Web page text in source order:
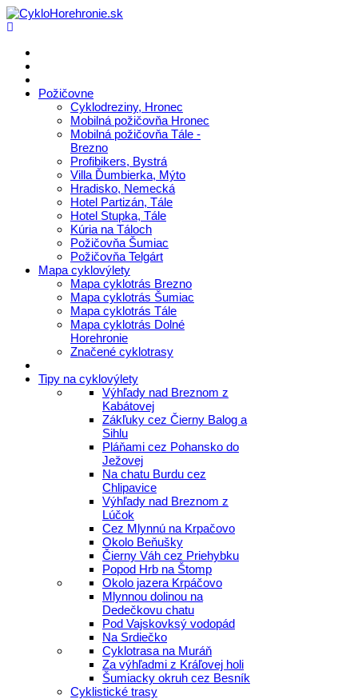
Požičovne
Cyklodreziny, Hronec
Mobilná požičovňa Hronec
Mobilná požičovňa Tále -
Brezno
Profibikers, Bystrá
Villa Ďumbierka, Mýto
Hradisko, Nemecká
Hotel Partizán, Tále
Hotel Stupka, Tále
Kúria na Táloch
Požičovňa Šumiac
Požičovňa Telgárt
Mapa cyklovýlety
Mapa cyklotrás Brezno
Mapa cyklotrás Šumiac
Mapa cyklotrás Tále
Mapa cyklotrás Dolné
Horehronie
Značené cyklotrasy
Tipy na cyklovýlety
Výhľady nad Breznom z
Kabátovej
Zákľuky cez Čierny Balog a
Sihlu
Pláňami cez Pohansko do
Ježovej
Na chatu Burdu cez
Chlipavice
Výhľady nad Breznom z
Lúčok
Cez Mlynnú na Krpačovo
Okolo Beňušky
Čierny Váh cez Priehybku
Popod Hrb na Štomp
Okolo jazera Krpáčovo
Mlynnou dolinou na
Dedečkovu chatu
Pod Vajskovksý vodopád
Na Srdiečko
Cyklotrasa na Muráň
Za výhľadmi z Kráľovej holi
Šumiacky okruh cez Besník
Cyklistické trasy